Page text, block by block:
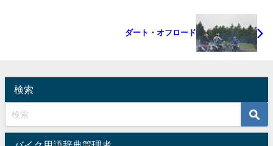
ダート・オフロード
検索